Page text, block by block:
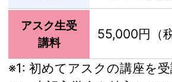
アスク生受
講料
55,000円（
※1: 初めてアスクの講座を